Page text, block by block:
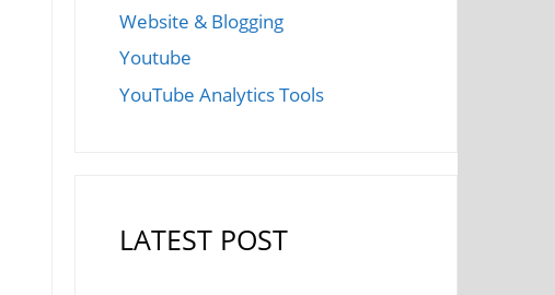
Website & Blogging
Youtube
YouTube Analytics Tools
LATEST POST